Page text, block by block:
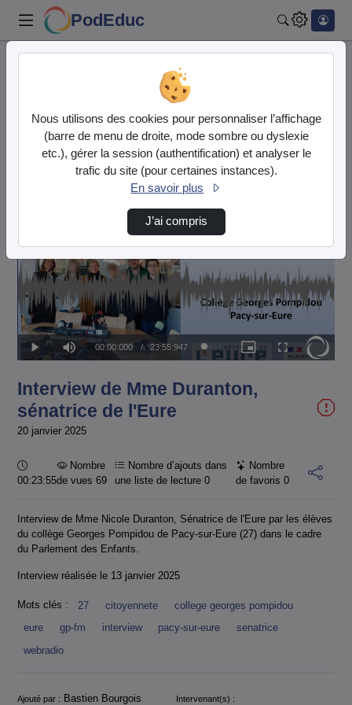
PodEduc
Normandie - Collège Georges Pompidou - Pacy-sur-
Eure
Interview De Mme Duranton, Sénatrice De L'Eu…
Normandie -
Collège Georges Pompidou - Pacy-
Lecture SourdineTemps
00:00:000 / Durée
23:55:947 Chargé:
9.34%
Image
dans
Plein
écran
Interview de Mme Duranton,
sénatrice de l'Eure
20 janvier 2025
Durée :
00:23:55
Nombre
de vues 69
Nombre d’ajouts dans
une liste de lecture0
Nombre
de favoris 0
Interview de Mme Nicole Duranton, Sénatrice de l'Eure par les élèves
du collège Georges Pompidou de Pacy-sur-Eure (27) dans le cadre
du Parlement des Enfants.
Interview réalisée le 13 janvier 2025
Mots clés : 27 citoyennete
college georges pompidou
eure
gp-fm interview pacy-sur-eure
senatrice
webradio
Informations
Ajouté par : Bastien Bourgois Intervenant(s) :
Nous utilisons des cookies pour personnaliser l’affichage
(barre de menu de droite, mode sombre ou dyslexie
etc.), gérer la session (authentification) et analyser le
trafic du site (pour certaines instances).
En savoir plus
J’ai compris